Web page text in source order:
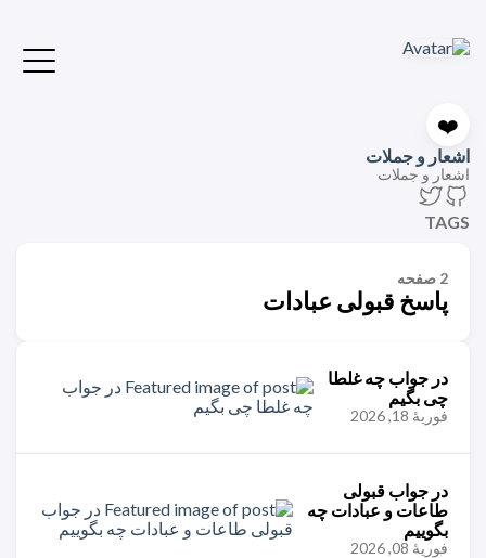
❤️
اشعار و جملات
اشعار و جملات
TAGS
2 صفحه
پاسخ قبولی عبادات
در جواب چه غلطا
چی بگیم
فوریهٔ 18, 2026
در جواب قبولی
طاعات و عبادات چه
بگوییم
فوریهٔ 08, 2026